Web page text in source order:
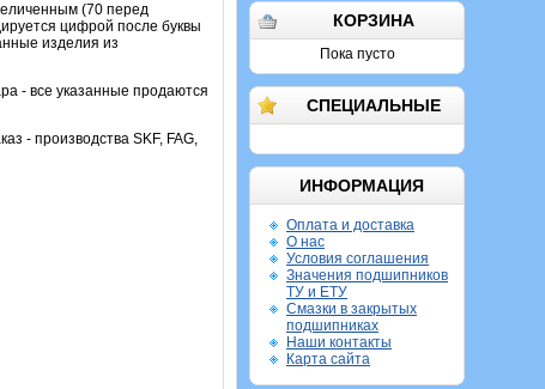
КОРЗИНА
Пока пусто
СПЕЦИАЛЬНЫЕ
ИНФОРМАЦИЯ
Оплата и доставка
О нас
Условия соглашения
Значения подшипников
ТУ и ЕТУ
Смазки в закрытых
подшипниках
Наши контакты
Карта сайта
(70 перед
цифрой после буквы
изделия из
- все указанные продаются
- производства SKF, FAG,